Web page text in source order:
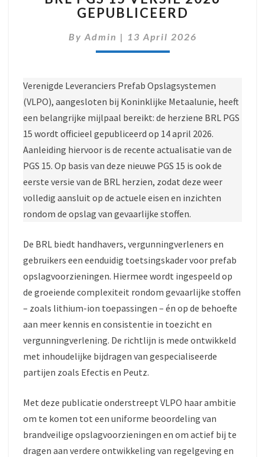
15
2026
GEPUBLICEERD
GEPUBLICEERD
By Admin | 13 April 2026
Verenigde Leveranciers Prefab Opslagsystemen
(VLPO), aangesloten bij Koninklijke Metaalunie, heeft
een belangrijke mijlpaal bereikt: de herziene BRL PGS
15 wordt officieel gepubliceerd op 14 april 2026.
Aanleiding hiervoor is de recente actualisatie van de
PGS 15. Op basis van deze nieuwe PGS 15 is ook de
eerste versie van de BRL herzien, zodat deze weer
volledig aansluit op de actuele eisen en inzichten
rondom de opslag van gevaarlijke stoffen.
De BRL biedt handhavers, vergunningverleners en
gebruikers een eenduidig toetsingskader voor prefab
opslagvoorzieningen. Hiermee wordt ingespeeld op
de groeiende complexiteit rondom gevaarlijke stoffen
– zoals lithium-ion toepassingen – én op de behoefte
aan meer kennis en consistentie in toezicht en
vergunningverlening. De richtlijn is mede ontwikkeld
met inhoudelijke bijdragen van gespecialiseerde
partijen zoals Efectis en Peutz.
Met deze publicatie onderstreept VLPO haar ambitie
om te komen tot een uniforme beoordeling van
brandveilige opslagvoorzieningen en om actief bij te
dragen aan verdere ontwikkeling van regelgeving en